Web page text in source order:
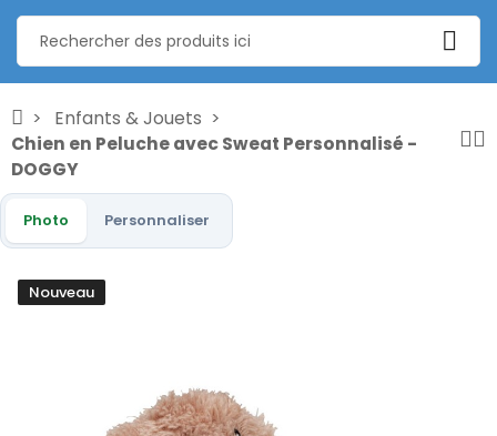
Enfants & Jouets
Chien en Peluche avec Sweat Personnalisé -
DOGGY
Photo Personnaliser
Nouveau